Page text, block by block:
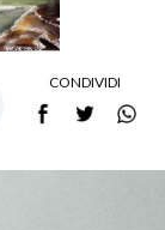
CONDIVIDI